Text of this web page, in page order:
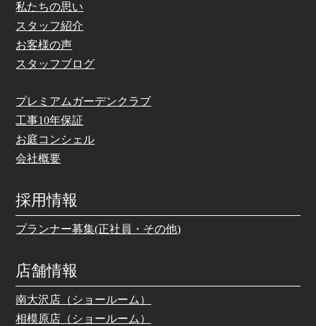
私たちの思い
スタッフ紹介
お客様の声
スタッフブログ
プレミアムガーデンクラブ
工事10年保証
お庭コンシェル
会社概要
採用情報
プランナー募集(正社員・その他)
店舗情報
南大沢店（ショールーム）
相模原店（ショールーム）